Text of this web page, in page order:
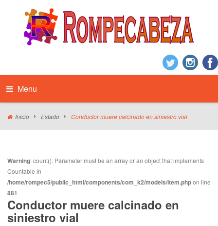
Menu
Inicio Estado Conductor muere calcinado en siniestro vial
Warning: count(): Parameter must be an array or an object that implements
Countable in
/home/rompec5/public_html/components/com_k2/models/item.phpon line
881
Conductor muere calcinado en
siniestro vial